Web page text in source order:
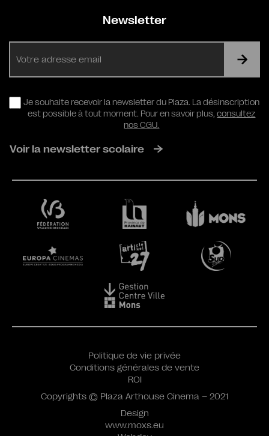
Newsletter
RGPD
Je souhaite recevoir la newsletter du Plaza. La désinscription
est possible à tout moment. Pour en savoir plus,consultez
nos CGU.
Voir la newsletter scolaire
Design
www.moxs.eu
Politique de vie privée
Conditions générales de vente
ROI
Copyrights © Plaza Arthouse Cinema – 2021